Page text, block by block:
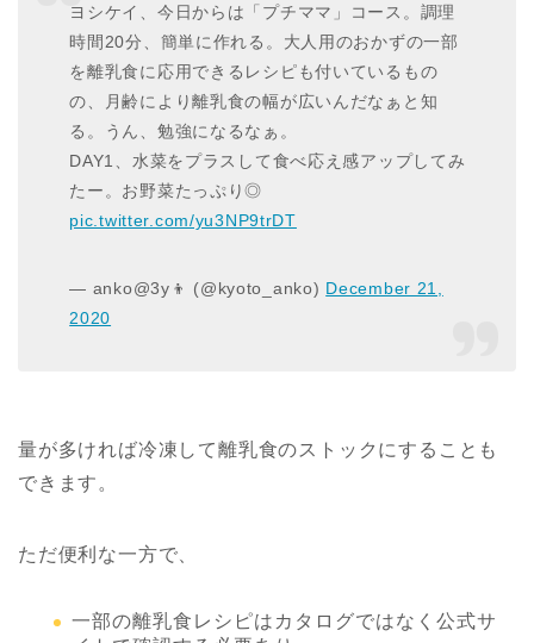
ヨシケイ、今日からは「プチママ」コース。調理
時間20分、簡単に作れる。大人用のおかずの一部
を離乳食に応用できるレシピも付いているもの
の、月齢により離乳食の幅が広いんだなぁと知
る。うん、勉強になるなぁ。
DAY1、水菜をプラスして食べ応え感アップしてみ
たー。お野菜たっぷり◎
pic.twitter.com/yu3NP9trDT
— anko@3y👦 (@kyoto_anko) December 21,
2020
量が多ければ冷凍して離乳食のストックにすることも
できます。
ただ便利な一方で、
一部の離乳食レシピはカタログではなく公式サ